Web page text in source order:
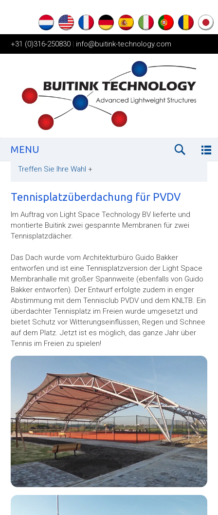
+31 (0)316-250830 | info@buitink-technology.com
MENU
Treffen Sie Ihre Wahl +
Tennisplatzüberdachung für PVDV
Im Auftrag von Light Space Technology BV lieferte und
montierte Buitink zwei gespannte Membranen für zwei
Tennisplatzdächer.
Das Dach wurde vom Architekturbüro Guido Bakker
entworfen und ist eine Tennisplatzversion der Light Space
Membranhalle mit großer Spannweite (ebenfalls von Guido
Bakker entworfen). Der Entwurf erfolgte zudem in enger
Abstimmung mit dem Tennisclub PVDV und dem KNLTB. Ein
überdachter Tennisplatz im Freien wurde umgesetzt und
bietet Schutz vor Witterungseinflüssen, Regen und Schnee
auf dem Platz. Jetzt ist es möglich, das ganze Jahr über
Tennis im Freien zu spielen!